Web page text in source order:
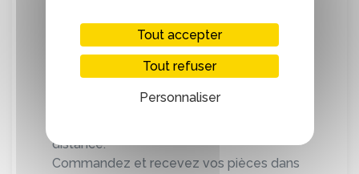
Retrouvez toutes les pièces détachées
en électroménager dans notre boutique
distance.
Commandez et recevez vos pièces dans
Tout accepter
Tout refuser
Personnaliser